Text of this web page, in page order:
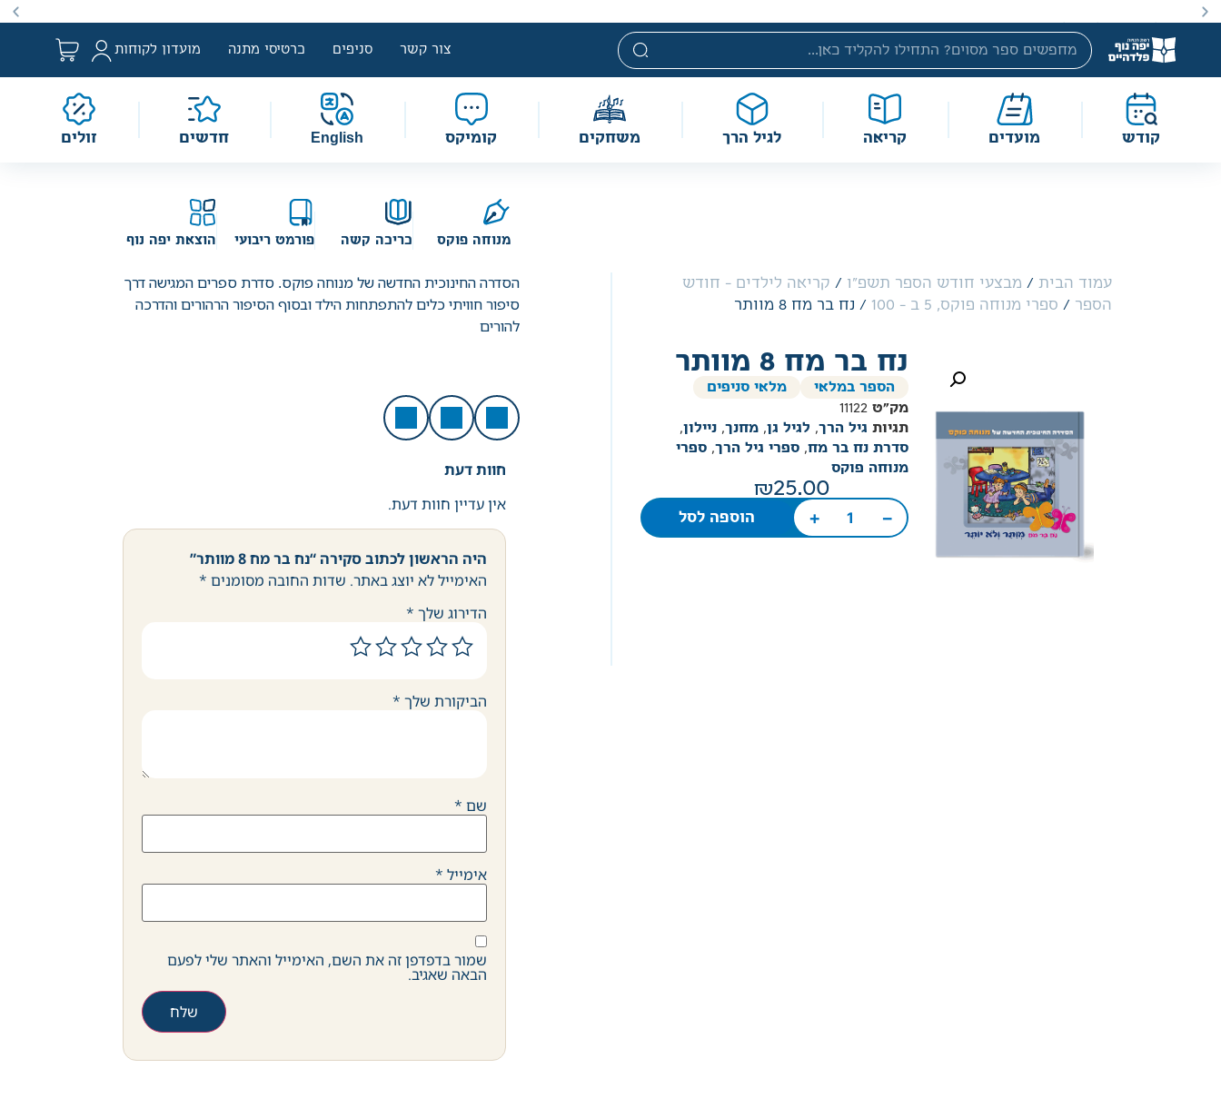
צור קשר
סניפים כרטיסי מתנה מועדון לקוחות
קודש מועדים קריאה לגיל הרך משחקים קומיקס English חדשים זולים
עמוד הבית / מבצעי חודש הספר תשפ"ו / קריאה לילדים - חודש
הספר / ספרי מנוחה פוקס, 5 ב - 100 / נח בר מח 8 מוותר
נח בר מח 8 מוותר
הספר במלאי
מלאי סניפים
מק"ט 11122
תגיות גיל הרך, לגיל גן, מחנך, ניילון,
סדרת נח בר מח, ספרי גיל הרך, ספרי
מנוחה פוקס
25.00
−
+ הוספה לסל
מנוחה פוקס כריכה קשה פורמט ריבועי הוצאת יפה נוף
הסדרה החינוכית החדשה של מנוחה פוקס. סדרת ספרים המגישה דרך
סיפור חוויתי כלים להתפתחות הילד ובסוף הסיפור הרהורים והדרכה
להורים
חוות דעת
אין עדיין חוות דעת.
היה הראשון לכתוב סקירה “נח בר מח 8 מוותר”
האימייל לא יוצג באתר. שדות החובה מסומנים *
הדירוג שלך *
הביקורת שלך *
שם *
אימייל *
שמור בדפדפן זה את השם, האימייל והאתר שלי לפעם
הבאה שאגיב.